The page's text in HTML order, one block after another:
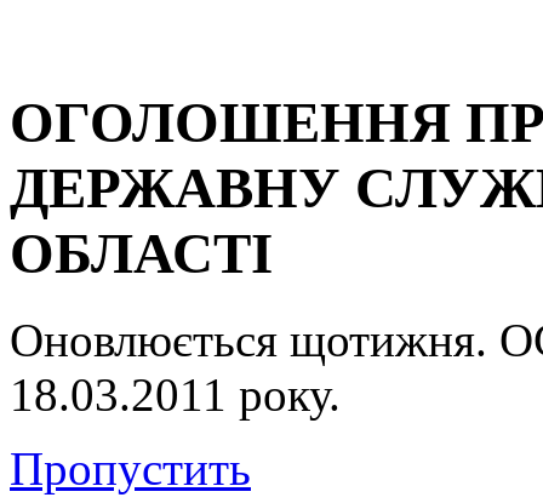
ОГОЛОШЕННЯ
ДЕРЖАВНУ
ОБЛАСТІ
Оновлюється
18.03.2011 року.
Пропустить